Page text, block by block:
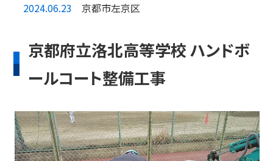
2024.06.23 京都市左京区
京都府立洛北高等学校 ハンドボ
ールコート整備工事